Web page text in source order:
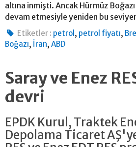
altına inmişti. Ancak Hürmüz
devam etmesiyle yeniden bu
Etiketler : petrol , petrol fiyatı,
Boğazı, İran, ABD
Saray ve Enez
devri
EPDK Kurul, Traktek
Depolama Ticaret